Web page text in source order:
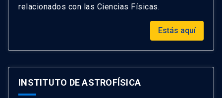
relacionados con las Ciencias Físicas.
Estás aquí
INSTITUTO DE ASTROFÍSICA